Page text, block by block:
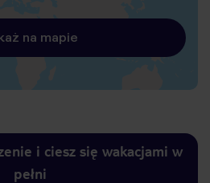
na mapie
i ciesz się wakacjami w
pełni